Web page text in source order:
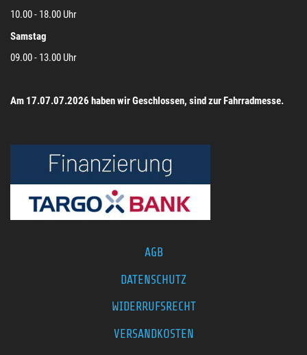
10.00 - 18.00 Uhr
Samstag
09.00 - 13.00 Uhr
Am 17.07.07.2026 haben wir Geschlossen, sind zur Fahrradmesse.
AGB
DATENSCHUTZ
WIDERRUFSRECHT
VERSANDKOSTEN